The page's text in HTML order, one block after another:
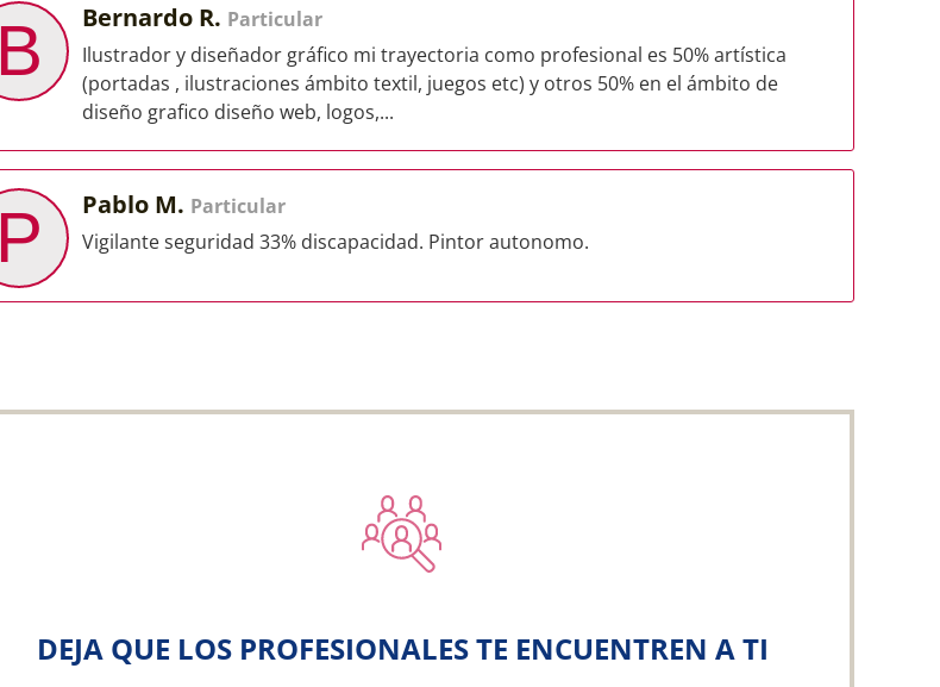
B Bernardo R. Particular
Ilustrador y diseñador gráfico mi trayectoria como profesional es 50% artística
(portadas , ilustraciones ámbito textil, juegos etc) y otros 50% en el ámbito de
diseño grafico diseño web, logos,...
P Pablo M. Particular
Vigilante seguridad 33% discapacidad. Pintor autonomo.
DEJA QUE LOS PROFESIONALES TE ENCUENTREN A TI